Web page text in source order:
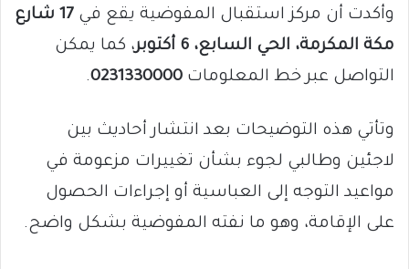
وأكدت أن مركز استقبال المفوضية يقع في
17 شارع
مكة المكرمة، الحي السابع، 6 أكتوبر
، كما يمكن
التواصل عبر خط المعلومات 0231330000
.
وتأتي هذه التوضيحات بعد انتشار أحاديث بين
لاجئين وطالبي لجوء بشأن تغييرات مزعومة في
مواعيد التوجه إلى العباسية أو إجراءات الحصول
على الإقامة، وهو ما نفته المفوضية بشكل واضح.